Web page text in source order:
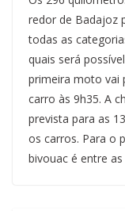
redor de Badajoz
todas as
quais será
primeira moto vai
carro às 9h35. A
prevista para as
os carros. Para o
bivouac é entre